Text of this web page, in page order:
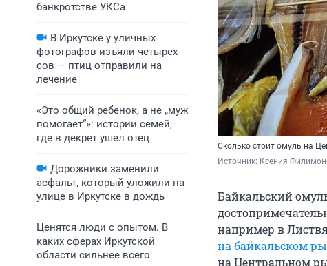
банкротстве УКСа
В Иркутске у уличных
фотографов изъяли четырех
сов — птиц отправили на
лечение
«Это общий ребенок, а не „муж
помогает“»: истории семей,
где в декрет ушел отец
Дорожники заменили
асфальт, который уложили на
улице в Иркутске в дождь
Ценятся люди с опытом. В
каких сферах Иркутской
области сильнее всего
Сколько стоит омуль на
Источник: Ксения
Байкальский
например в
на байкальском
на Центральном